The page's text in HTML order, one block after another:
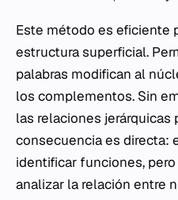
Este método es eficiente
estructura superficial.
palabras modifican al
los complementos. Sin
las relaciones jerárquicas
consecuencia es directa:
identificar funciones,
analizar la relación entre